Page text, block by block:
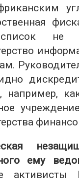
не
например,
ему
активисты